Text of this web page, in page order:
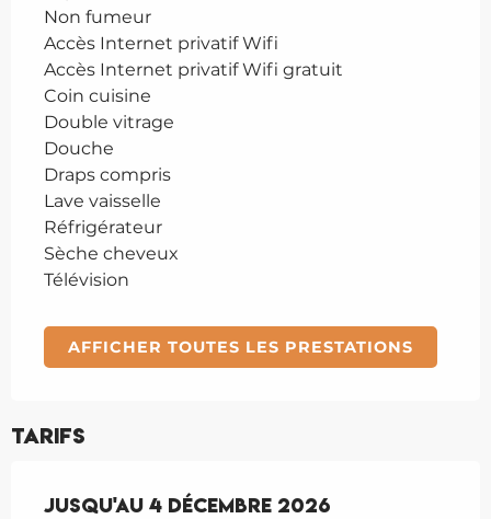
Non fumeur
Accès Internet privatif Wifi
Accès Internet privatif Wifi gratuit
Coin cuisine
Double vitrage
Douche
Draps compris
Lave vaisselle
Réfrigérateur
Sèche cheveux
Télévision
AFFICHER TOUTES LES PRESTATIONS
Tarifs
Du7 mars 2026au4 décembre 2026
Jusqu'au 4 décembre 2026